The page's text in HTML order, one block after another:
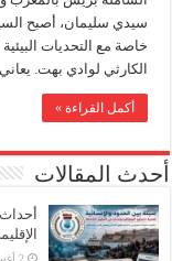
سيدي سليمان، أصبح
خاصة مع التحديات
الكارثي لوادي بهت.
أكمل القراءة »
أحدث المقالات
2 أغسطس، 2026